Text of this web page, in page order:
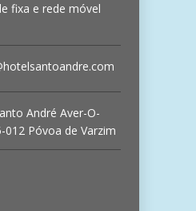
fixa e rede móvel
André Aver-O-
012 Póvoa de Varzim